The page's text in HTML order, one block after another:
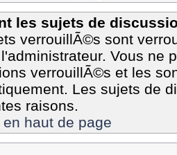
les sujets de
verrouillÃ©s sont
Vous ne
verrouillÃ©s et les
Les sujets de
raisons.
haut de page